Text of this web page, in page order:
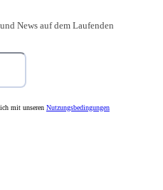
News auf dem Laufenden
mit unseren Nutzungsbedingungen